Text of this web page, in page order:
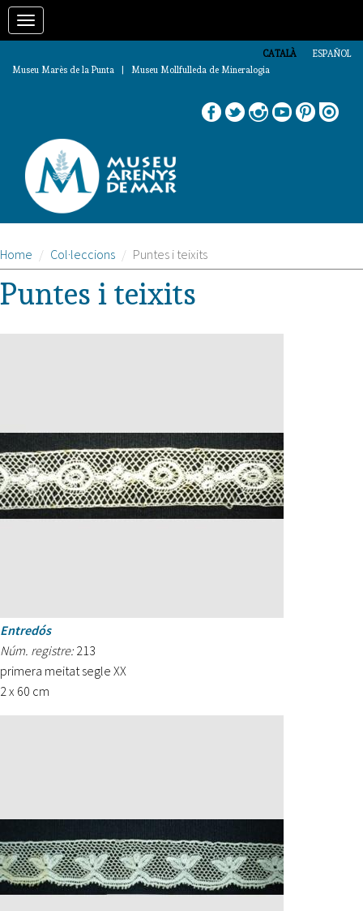
Vés
contingutToggle
ESPAÑOL
CATALÀ
Museu Marès de la Punta | Museu Mollfulleda de Mineralogia
Home Col·leccions Puntes i teixits
Puntes i teixits
Entredós
Núm. registre: 213
primera meitat segle XX
2 x 60 cm